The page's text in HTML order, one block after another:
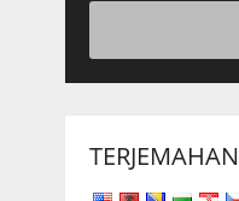
TERJEMAHAN